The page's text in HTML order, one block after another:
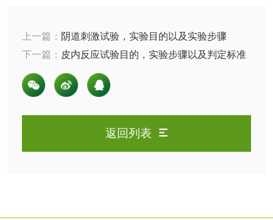
上一篇： 阴道刺激试验，实验目的以及实验步骤
下一篇： 皮内反应试验目的，实验步骤以及判定标准
返回列表
活性炭检测 煤质颗粒活性炭检
测
电厂水处理活性炭
木质净水用活性炭